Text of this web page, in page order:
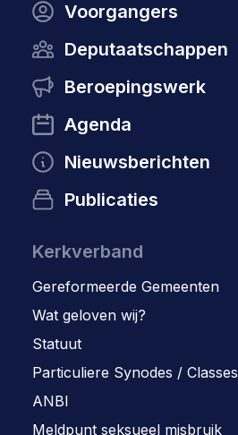
Voorgangers
Deputaatschappen
Beroepingswerk
Agenda
Nieuwsberichten
Publicaties
Kerkverband
Gereformeerde Gemeenten
Wat geloven wij?
Statuut
Particuliere Synodes / Classes
ANBI
Meldpunt seksueel misbruik